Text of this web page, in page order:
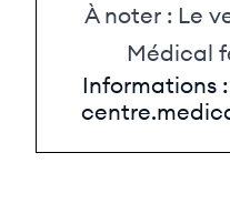
À noter : Le
Médical
Informations :